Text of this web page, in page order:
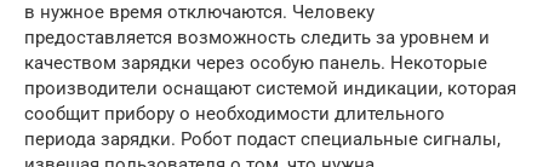
в нужное время отключаются. Человеку
предоставляется возможность следить за уровнем и
качеством зарядки через особую панель. Некоторые
производители оснащают системой индикации, которая
сообщит прибору о необходимости длительного
периода зарядки. Робот подаст специальные сигналы,